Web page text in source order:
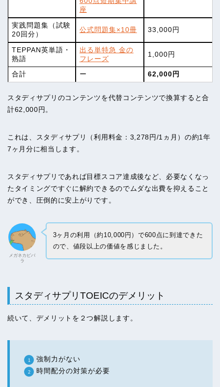
座
実践問題集（試験
20回分）
公式問題集×10冊 33,000円
TEPPAN英単語・
熟語
出る単特急 金の
フレーズ
1,000円
合計 ー 62,000円
スタディサプリのコンテンツを代替コンテンツで換算すると合
計62,000円。
これは、スタディサプリ（利用料金：3,278円/1ヵ月）の約1年
7ヶ月分に相当します。
スタディサプリであれば目標スコア達成後など、必要なくなっ
たタイミングですぐに解約できるのでムダな出費を抑えること
ができ、圧倒的に安上がりです。
メガネカピバ
ラ
3ヶ月の利用（約10,000円）で600点に到達できた
ので、値段以上の価値を感じました。
スタディサプリTOEICのデメリット
続いて、デメリットを２つ解説します。
強制力がない
時間配分の対策が必要